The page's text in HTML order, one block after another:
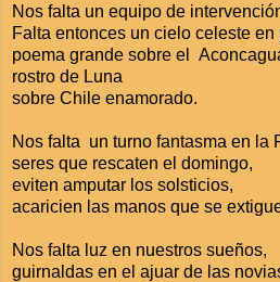
Nos falta un equipo de
Falta entonces un cielo celeste en
poema grande sobre el
rostro de Luna
sobre Chile enamorado.
Nos falta un turno fantasma en la
seres que rescaten el domingo,
eviten amputar los solsticios,
acaricien las manos que se
Nos falta luz en nuestros sueños,
guirnaldas en el ajuar de las